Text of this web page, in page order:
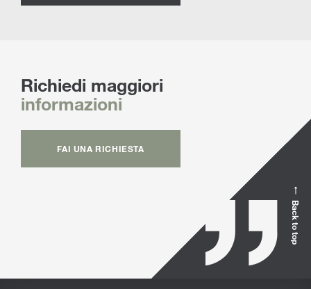
Richiedi maggiori
informazioni
FAI UNA RICHIESTA
Back to top